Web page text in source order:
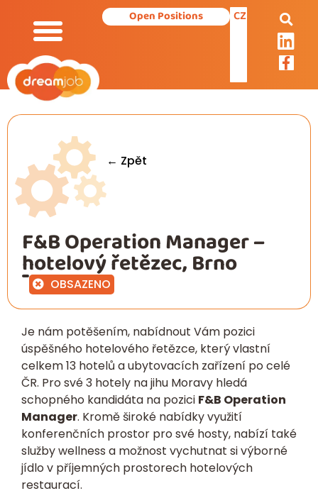
Open Positions CZ
← Zpět
F&B Operation Manager –
hotelový řetězec, Brno
OBSAZENO
Je nám potěšením, nabídnout Vám pozici
úspěšného hotelového řetězce, který vlastní
celkem 13 hotelů a ubytovacích zařízení po celé
ČR. Pro své 3 hotely na jihu Moravy hledá
schopného kandidáta na pozici F&B Operation
Manager. Kromě široké nabídky využití
konferenčních prostor pro své hosty, nabízí také
služby wellness a možnost vychutnat si výborné
jídlo v příjemných prostorech hotelových
restaurací.